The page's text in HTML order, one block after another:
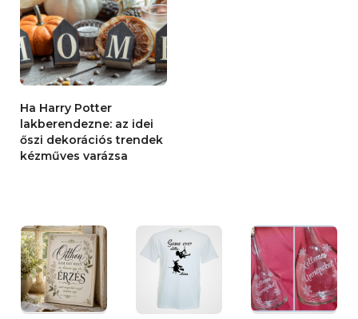
Ha Harry Potter
lakberendezne: az idei
őszi dekorációs trendek
kézműves varázsa